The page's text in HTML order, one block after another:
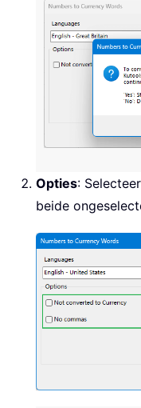
Opties:
beide